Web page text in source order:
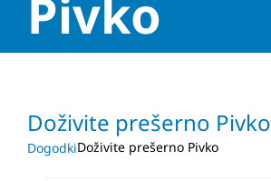
Pivko
Doživite prešerno Pivko
DogodkiDoživite prešerno Pivko